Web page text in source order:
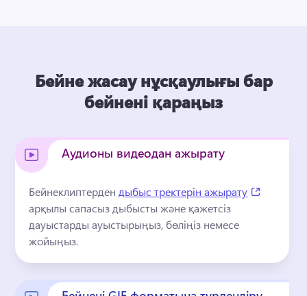
Бейне жасау нұсқаулығы бар
бейнені қараңыз
Аудионы видеодан ажырату
Бейнеклиптерден дыбыс тректерін ажырату
арқылы сапасыз дыбысты және қажетсіз
дауыстарды ауыстырыңыз, бөліңіз немесе
жойыңыз.